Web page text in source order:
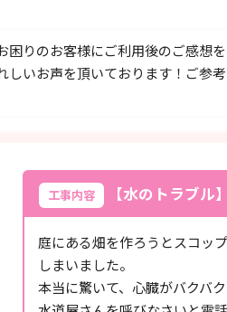
困りのお客様にご利用後のご感想
しいお声を頂いております！ご参
工事内容 【水のトラブ
庭にある畑を作ろうとスコッ
しまいました。
本当に驚いて、心臓がバクバ